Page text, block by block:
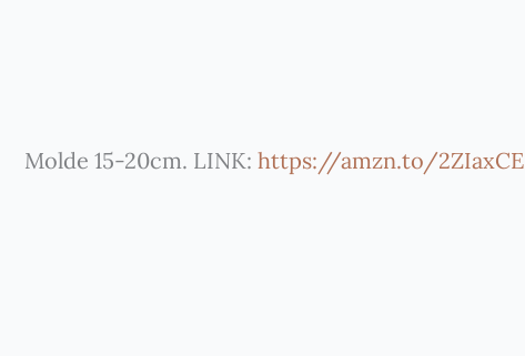
Molde 15-20cm. LINK: https://amzn.to/2ZIaxCE